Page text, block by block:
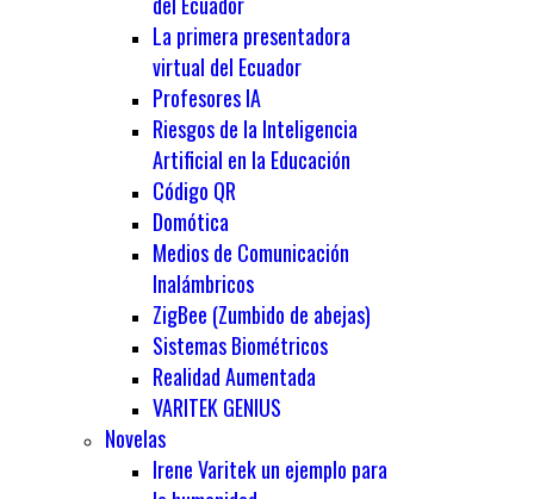
La primera presentadora
virtual del Ecuador
Profesores IA
Riesgos de la Inteligencia
Artificial en la Educación
Código QR
Domótica
Medios de Comunicación
Inalámbricos
ZigBee (Zumbido de abejas)
Sistemas Biométricos
Realidad Aumentada
VARITEK GENIUS
Novelas
Irene Varitek un ejemplo para